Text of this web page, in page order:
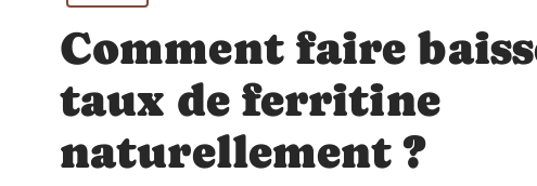
Comment faire
taux de ferritine
naturellement ?